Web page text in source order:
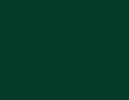
smartklokke med
enestående smartklokke
Klokken er laget av
IP68-klassifisering – og
batteritid og AI-